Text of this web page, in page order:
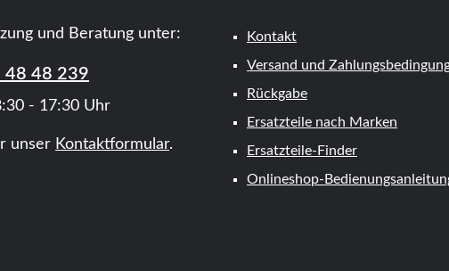
und Beratung unter:
48 48 239
- 17:30 Uhr
unser Kontaktformular.
Kontakt
Versand und
Rückgabe
Ersatzteile nach Marken
Ersatzteile-Finder
Onlineshop-